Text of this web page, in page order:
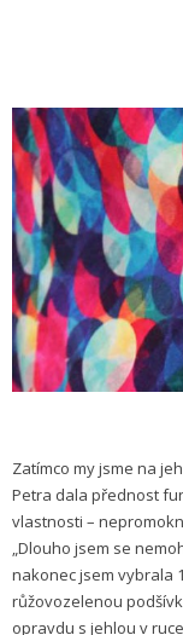
Zatímco my jsme na
Petra dala přednost
vlastnosti –
„Dlouho jsem se
nakonec jsem vybrala
růžovozelenou
opravdu s jehlou v